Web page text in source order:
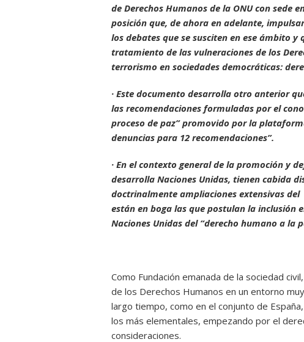
de Derechos Humanos de la ONU con sede
posición que, de ahora en adelante,
los debates que se susciten en ese ámbito
tratamiento de las vulneraciones de los
terrorismo en sociedades democráticas:
· Este documento desarrolla otro anterior
las recomendaciones formuladas por el
proceso de paz” promovido por la
denuncias para 12 recomendaciones”.
· En el contexto general de la promoción y
desarrolla Naciones Unidas, tienen cabida
doctrinalmente ampliaciones extensivas del
están en boga las que postulan la inclusión
Naciones Unidas del “derecho humano a la
Como Fundación emanada de la sociedad
de los Derechos Humanos en un entorno
largo tiempo, como en el conjunto de
los más elementales, empezando por el
consideraciones.